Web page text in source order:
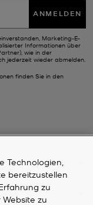
ANMELDEN
Marketing-E-
Informationen über
wie in der
jederzeit wieder abmelden.
finden Sie in den
Technologien,
bereitzustellen
zu
zu